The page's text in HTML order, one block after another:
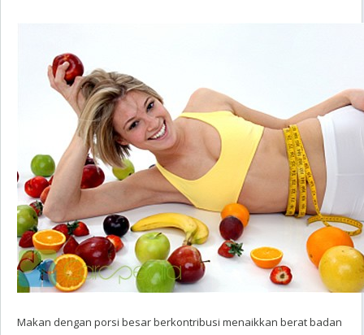
Makan dengan porsi besar berkontribusi menaikkan berat badan